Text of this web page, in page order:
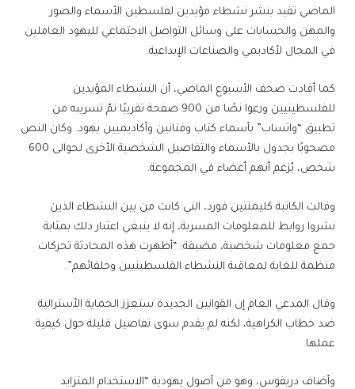
الماضي تفيد بنشر نشطاء مؤيدين لفلسطين الأسماء والصور
والمهن والحسابات على وسائل التواصل الاجتماعي لليهود العاملين
في المجال لأكاديمي والصناعات الإبداعية.
كما أفادت صحف الأسبوع الماضي، أن النشطاء المؤيدين
للفلسطينيين وزعوا نصًا من 900 صفحة تقريبًا تمّ تسريبه من
تطبيق “واتساب” بأسماء كتاب وفنانين وأكاديميين يهود. وكان النص
مصحوبًا بجدول بالأسماء والتفاصيل الشخصية الأخرى لحوالى 600
شخص، يُزعم أنهم أعضاء في المجموعة.
وقالت الكاتبة كليمنتين فورد، التي كانت من بين النشطاء الذين
نشروا روابط للمعلومات المسربة، إنه لا ينبغي اعتبار ذلك بمثابة
جمع معلومات شخصية، مضيفة: “أظهرت هذه المحادثة تحركات
منظمة للغاية لمعاقبة النشطاء الفلسطينيين وحلفائهم”.
وقال المدعي العام إن القوانين الجديدة ستعزز الحماية الأسترالية
ضد خطاب الكراهية، لكنه لم يقدم سوى تفاصيل قليلة حول كيفية
عملها.
وأضاف دريفوس، وهو من أصول يهودية “الاستخدام المتزايد